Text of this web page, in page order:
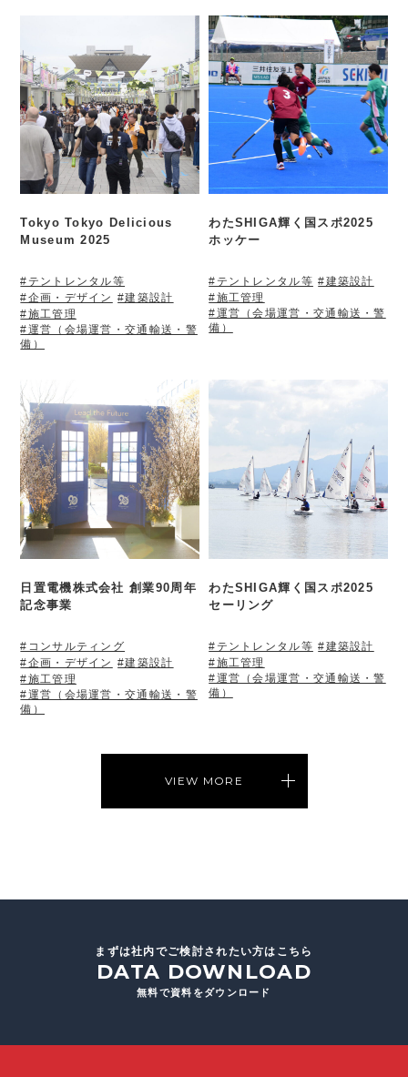
Tokyo Tokyo Delicious
Museum 2025
#テントレンタル等
#企画・デザイン #建築設計
#施工管理
#運営（会場運営・交通輸送・警
備）
わたSHIGA輝く国スポ2025
ホッケー
#テントレンタル等 #建築設計
#施工管理
#運営（会場運営・交通輸送・警
備）
日置電機株式会社 創業90周年
記念事業
#コンサルティング
#企画・デザイン #建築設計
#施工管理
#運営（会場運営・交通輸送・警
備）
わたSHIGA輝く国スポ2025
セーリング
#テントレンタル等 #建築設計
#施工管理
#運営（会場運営・交通輸送・警
備）
VIEW MORE
まずは社内でご検討されたい方はこちら
DATA DOWNLOAD
無料で資料をダウンロード